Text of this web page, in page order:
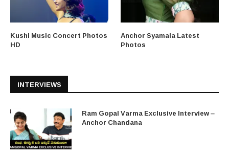
Kushi Music Concert Photos
HD
Anchor Syamala Latest
Photos
INTERVIEWS
Ram Gopal Varma Exclusive Interview –
Anchor Chandana